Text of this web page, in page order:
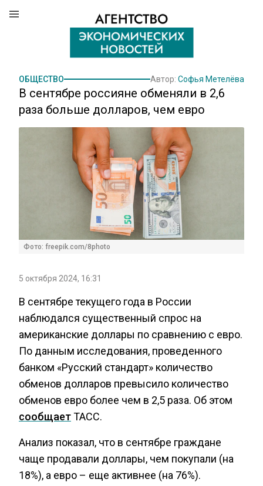
ОБЩЕСТВО Автор: Софья Метелёва
В сентябре россияне обменяли в 2,6
раза больше долларов, чем евро
Фото: freepik.com/8photo
5 октября 2024, 16:31
В сентябре текущего года в России
наблюдался существенный спрос на
американские доллары по сравнению с евро.
По данным исследования, проведенного
банком «Русский стандарт» количество
обменов долларов превысило количество
обменов евро более чем в 2,5 раза. Об этом
сообщаетТАСС.
Анализ показал, что в сентябре граждане
чаще продавали доллары, чем покупали (на
18%), а евро – еще активнее (на 76%).